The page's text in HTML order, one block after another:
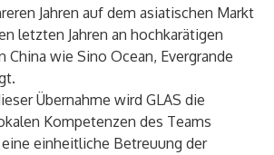
Jahren auf dem asiatischen Markt
letzten Jahren an hochkarätigen
China wie Sino Ocean, Evergrande
Übernahme wird GLAS die
Kompetenzen des Teams
einheitliche Betreuung der